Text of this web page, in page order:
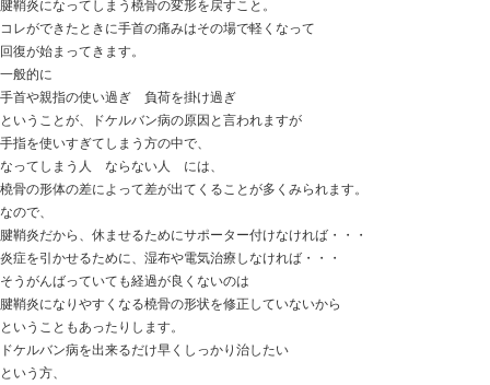
少し休んでみて落ち着いたら走り出してみたら・・・？
走ることを休み、再度走り出すと膝の痛みが出てくる。
そういった方が目立つ感じでした。
走ると膝が痛い
でも、調べても損傷などの異常がない
休ませても良くならない
そういった場合、
膝そのものの問題ではなく、
膝の機能の問題をみていくと
何が膝を悪くさせているのかが分かり
しっかり解除することで、膝の問題の解決に繋がること